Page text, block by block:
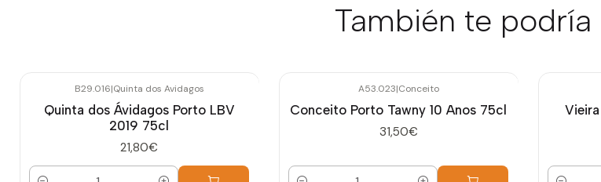
También te podría
B29.016|Quinta dos Avidagos
Quinta dos Ávidagos Porto LBV
2019 75cl
21,80€
A53.023|Conceito
Conceito Porto Tawny 10 Anos 75cl
31,50€